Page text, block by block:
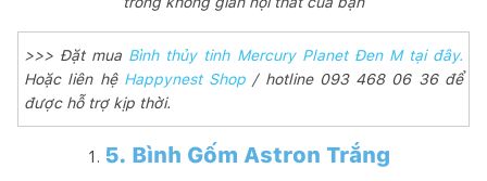
>>> Đặt mua Bình thủy tinh Mercury Planet Đen M tại đây.
Hoặc liên hệ Happynest Shop / hotline 093 468 06 36 để
được hỗ trợ kịp thời.
5. Bình Gốm Astron Trắng